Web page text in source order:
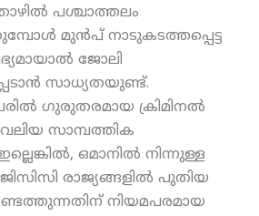
പശ്ചാത്തലം
മുന്‍പ് നാടുകടത്തപ്പെട്ട
ജോലി
സാധ്യതയുണ്ട്.
ഗുരുതരമായ ക്രിമിനല്‍
സാമ്പത്തിക
ഒമാനില്‍ നിന്നുള്ള
ജിസിസി രാജ്യങ്ങളില്‍ പുതിയ
നിയമപരമായ